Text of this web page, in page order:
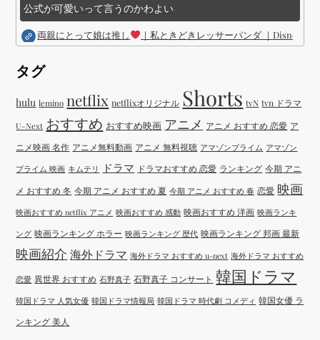
公式が可愛いって言うのかわよい
両親にとって娘は推し ｜私ときどきレッサーパンダ ｜Disney (
タグ
hulu lemino netflix netflixオリジナル Shorts tvN tvn ドラマ
U-Next おすすめ おすすめ映画 アニメ アニメ おすすめ 恋愛 ア
ニメ映画 名作 アニメ無料動画 アニメ 無料視聴 アマゾンプライム アマゾン
プライム 映画 キムテリ ドラマ ドラマおすすめ 恋愛 ランキング 今期 アニ
メ おすすめ 冬 今期 アニメ おすすめ 夏 今期 アニメ おすすめ 春 恋愛 映画
映画おすすめ netflix アニメ 映画おすすめ 感動 映画おすすめ 洋画 映画ランキ
ング 映画ランキング ホラー 映画ランキング 歴代 映画ランキング 邦画 最新
映画紹介 海外ドラマ 海外ドラマ おすすめ u-next 海外ドラマ おすすめ
恋愛 異世界 おすすめ 石野真子 石野真子 コンサート 韓国ドラマ
韓国ドラマ 人気女優 韓国ドラマ情報局 韓国ドラマ 時代劇 コメディ 韓国女優 ラ
ンキング 美人